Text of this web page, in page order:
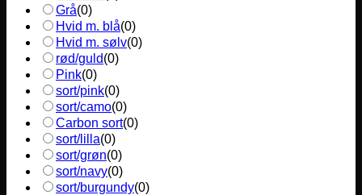
Grå(0)
Hvid m. blå(0)
Hvid m. sølv(0)
rød/guld(0)
Pink(0)
sort/pink(0)
sort/camo(0)
Carbon sort(0)
sort/lilla(0)
sort/grøn(0)
sort/navy(0)
sort/burgundy(0)